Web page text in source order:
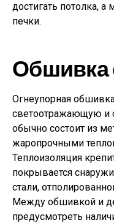
достигать потолка,
печки.
Обшивка
Огнеупорная
светоотражающую и
обычно состоит из
жаропрочными
Теплоизоляция
покрывается
стали,
Между обшивкой и
предусмотреть